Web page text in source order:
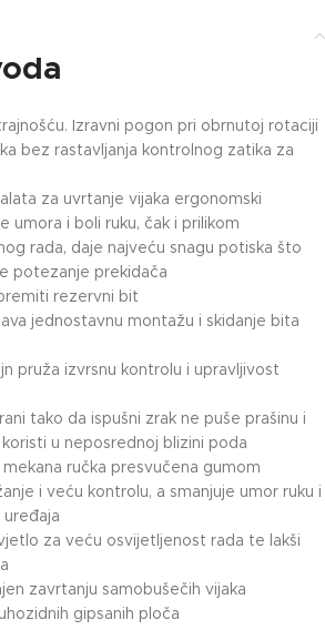
Izravni pogon pri obrnutoj rotaciji
bez rastavljanja kontrolnog zatika za
za uvrtanje vijaka ergonomski
umora i boli ruku, čak i prilikom
rada, daje najveću snagu potiska što
potezanje prekidača
rezervni bit
jednostavnu montažu i skidanje bita
pruža izvrsnu kontrolu i upravljivost
tako da ispušni zrak ne puše prašinu i
u neposrednoj blizini poda
ručka presvučena gumom
i veću kontrolu, a smanjuje umor ruku i
za veću osvijetljenost rada te lakši
zavrtanju samobušečih vijaka
gipsanih ploča